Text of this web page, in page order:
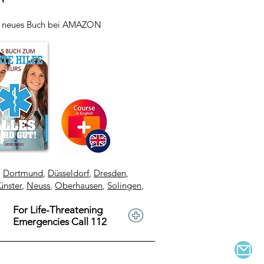
neues Buch bei AMAZON
For Life-Threatening
Emergencies Call 112
Dortmund, Düsseldorf, Dresden,
, Neuss, Oberhausen, Solingen,